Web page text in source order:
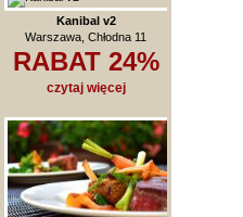
Kanibal v2
Warszawa, Chłodna 11
RABAT 24%
czytaj więcej